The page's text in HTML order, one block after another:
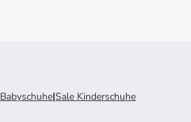
Babyschuhe|Sale Kinderschuhe